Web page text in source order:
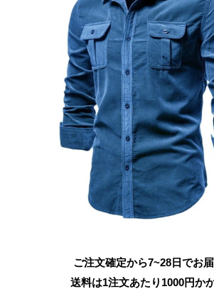
ご注文確定から7~28日でお
送料は1注文あたり 1000円か